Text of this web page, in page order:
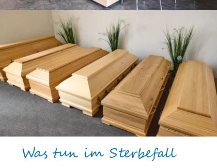
Was tun im Sterbefall